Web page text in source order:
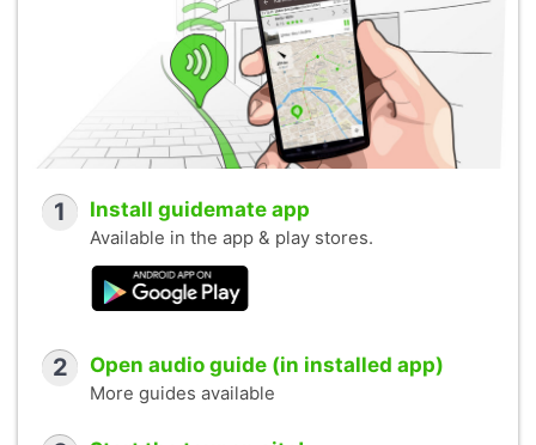
1 Install guidemate app
Available in the app & play stores.
2 Open audio guide (in installed app)
More guides available